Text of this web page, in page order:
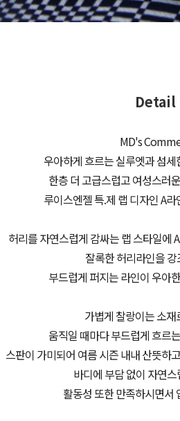
Detail
MD's
우아하게 흐르는 실루엣과 섬
한층 더 고급스럽고 여성스러
루이스엔젤 특.제 랩 디자인 A
허리를 자연스럽게 감싸는 랩 스타일에
잘록한 허리라인을
부드럽게 퍼지는 라인이 우아
가볍게 찰랑이는 소재
움직일 때마다 부드럽게 흐르
스판이 가미되어 여름 시즌 내내 산뜻하
바디에 부담 없이 자연
활동성 또한 만족하시면서